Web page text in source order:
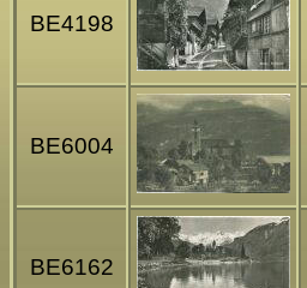
BE4198
BE6004
BE6162